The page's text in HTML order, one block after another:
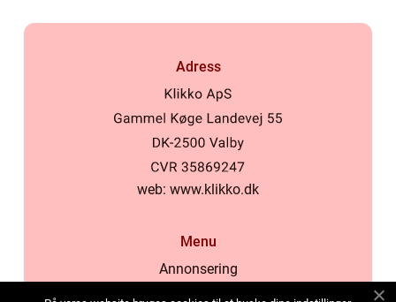
Adress
web: www.klikko.dk
Menu
Annonsering